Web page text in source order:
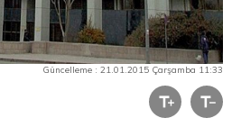
Güncelleme : 21.01.2015 Çarşamba 11:33